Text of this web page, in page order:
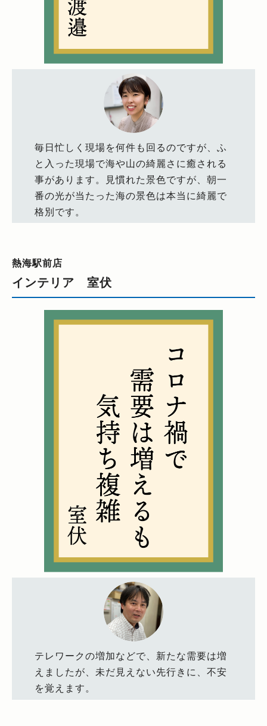
毎日忙しく現場を何件も回るのですが、ふ
と入った現場で海や山の綺麗さに癒される
事があります。見慣れた景色ですが、朝一
番の光が当たった海の景色は本当に綺麗で
格別です。
熱海駅前店
インテリア 室伏
テレワークの増加などで、新たな需要は増
えましたが、未だ見えない先行きに、不安
を覚えます。